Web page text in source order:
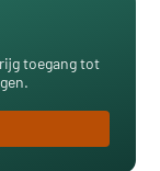
toegang tot